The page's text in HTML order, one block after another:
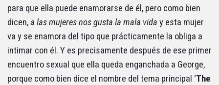
para que ella puede enamorarse de él, pero como bien
dicen,a las mujeres nos gusta la mala vida y esta mujer
va y se enamora del tipo que prácticamente la obliga a
intimar con él. Y es precisamente después de ese primer
encuentro sexual que ella queda enganchada a George,
porque como bien dice el nombre del tema principal ‘The